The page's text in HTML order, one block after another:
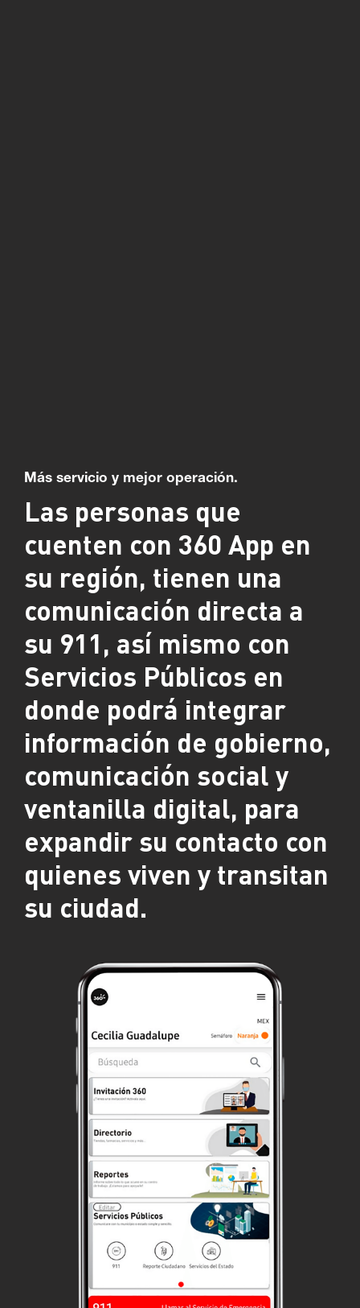
Más servicio y mejor operación.
Las personas que
cuenten con 360 App en
su región, tienen una
comunicación directa a
su 911, así mismo con
Servicios Públicos en
donde podrá integrar
información de gobierno,
comunicación social y
ventanilla digital, para
expandir su contacto con
quienes viven y transitan
su ciudad.